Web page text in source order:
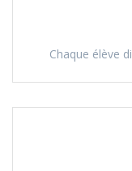
Chaque élève